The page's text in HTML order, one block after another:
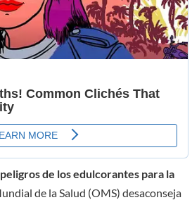
de los edulcorantes para la
de la Salud (OMS) desaconseja